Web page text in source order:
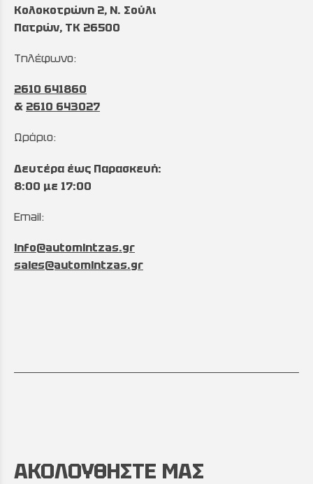
Κολοκοτρώνη 2, Ν. Σούλι
Πατρών, TK 26500
Τηλέφωνο:
2610 641860
& 2610 643027
Ωράριο:
Δευτέρα έως Παρασκευή:
8:00 με 17:00
Email:
info@automintzas.gr
sales@automintzas.gr
ΑΚΟΛΟΥΘΗΣΤΕ ΜΑΣ